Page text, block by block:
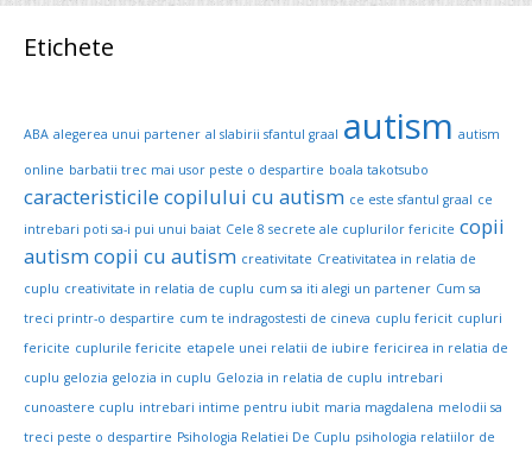
Etichete
ABA alegerea unui partener al slabirii sfantul graal autism autism
online barbatii trec mai usor peste o despartire boala takotsubo
caracteristicile copilului cu autism ce este sfantul graal ce
intrebari poti sa-i pui unui baiat Cele 8 secrete ale cuplurilor fericite copii
autismcopii cu autism creativitate Creativitatea in relatia de
cuplu creativitate in relatia de cuplu cum sa iti alegi un partener Cum sa
treci printr-o despartire cum te indragostesti de cineva cuplu fericit cupluri
fericite cuplurile fericite etapele unei relatii de iubire fericirea in relatia de
cuplu gelozia gelozia in cuplu Gelozia in relatia de cuplu intrebari
cunoastere cuplu intrebari intime pentru iubit maria magdalena melodii sa
treci peste o despartire Psihologia Relatiei De Cuplu psihologia relatiilor de